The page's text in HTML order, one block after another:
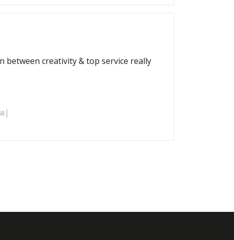
between creativity & top service really